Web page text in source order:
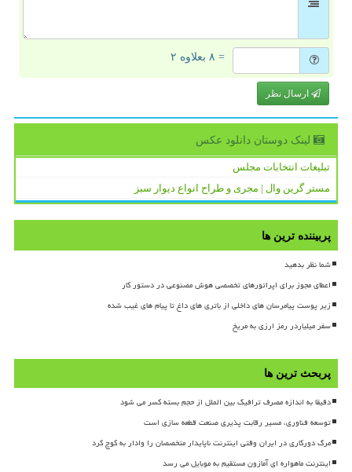
= ۸ بعلاوه ۲
ارسال نظر
لینک دوستان دانلود عكس
تبلیغات انتخابات مجلس
مستر گرین وال | مجری و طراح انواع دیوار سبز
پربیننده ترین ها
شما نظر بدهید
اعطای مجوز برای اپراتورهای تخصصی هوش مصنوعی در دستور کار
زیر پوست پیامرسان های داخلی از باتری های داغ تا پیام های غیب شده
سفر میلیاردر رمز ارزی به مریخ
پربحث ترین ها
دقیقا به اندازه مصرف ترافیک بین الملل از حجم بسته کسر می شود
توسعه فناوری، مسیر رقابت پذیری صنعت قطعه سازی است
مرگ دورکاری در ایران وقتی اینترنت ناپایدار متخصصان را وادار به کوچ کرد
اینترنت ماهواره ای آمازون مستقیم به موبایل می رسد